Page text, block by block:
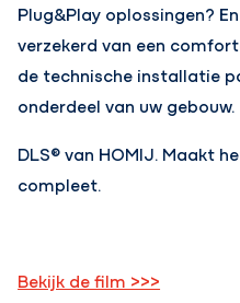
Plug&Play oplossingen?
verzekerd van een
de technische installatie
onderdeel van uw gebouw.
DLS® van HOMIJ. Maakt
compleet.
Bekijk de film >>>